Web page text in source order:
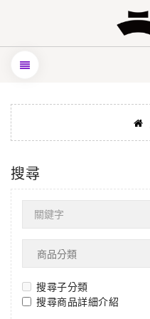
搜尋
搜尋子分類
搜尋商品詳細介紹